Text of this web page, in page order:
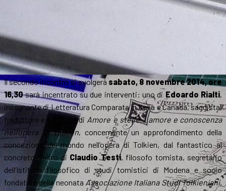
Il secondo incontro si svolgerà sabato, 8 novembre 2014, ore
16,30sarà incentrato su due interventi: uno di Edoardo Rialti,
insegnante di Letteratura Comparata in Italia e Canada, saggista,
traduttore e scrittore di Amore e stelle… amore e conoscenza
nell’opera di Tolkien, concernente un approfondimento della
concezione del mondo nell’opera di Tolkien, dal fantastico al
concreto; l’altro di Claudio Testi, filosofo tomista, segretario
dell’Istituto filosofico di studi tomistici di Modena e socio
fondatore della neonata Associazione Italiana Studi Tolkieniani,